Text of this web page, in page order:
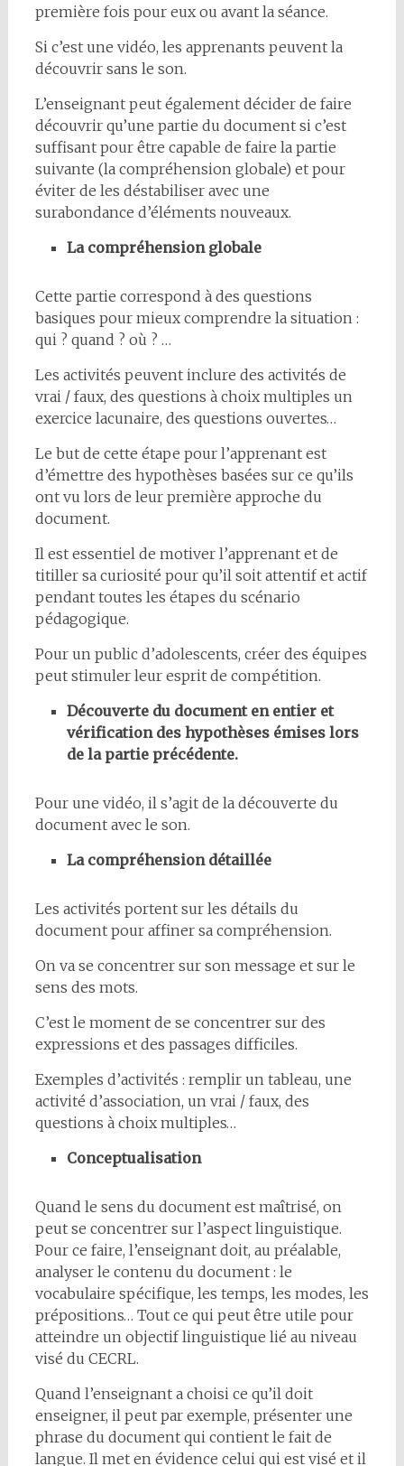
première fois pour eux ou avant la séance.
Si c’est une vidéo, les apprenants peuvent la
découvrir sans le son.
L’enseignant peut également décider de faire
découvrir qu’une partie du document si c’est
suffisant pour être capable de faire la partie
suivante (la compréhension globale) et pour
éviter de les déstabiliser avec une
surabondance d’éléments nouveaux.
La compréhension globale
Cette partie correspond à des questions
basiques pour mieux comprendre la situation :
qui ? quand ? où ? …
Les activités peuvent inclure des activités de
vrai / faux, des questions à choix multiples un
exercice lacunaire, des questions ouvertes…
Le but de cette étape pour l’apprenant est
d’émettre des hypothèses basées sur ce qu’ils
ont vu lors de leur première approche du
document.
Il est essentiel de motiver l’apprenant et de
titiller sa curiosité pour qu’il soit attentif et actif
pendant toutes les étapes du scénario
pédagogique.
Pour un public d’adolescents, créer des équipes
peut stimuler leur esprit de compétition.
Découverte du document en entier et
vérification des hypothèses émises lors
de la partie précédente.
Pour une vidéo, il s’agit de la découverte du
document avec le son.
La compréhension détaillée
Les activités portent sur les détails du
document pour affiner sa compréhension.
On va se concentrer sur son message et sur le
sens des mots.
C’est le moment de se concentrer sur des
expressions et des passages difficiles.
Exemples d’activités : remplir un tableau, une
activité d’association, un vrai / faux, des
questions à choix multiples…
Conceptualisation
Quand le sens du document est maîtrisé, on
peut se concentrer sur l’aspect linguistique.
Pour ce faire, l’enseignant doit, au préalable,
analyser le contenu du document : le
vocabulaire spécifique, les temps, les modes, les
prépositions… Tout ce qui peut être utile pour
atteindre un objectif linguistique lié au niveau
visé du CECRL.
Quand l’enseignant a choisi ce qu’il doit
enseigner, il peut par exemple, présenter une
phrase du document qui contient le fait de
langue. Il met en évidence celui qui est visé et il